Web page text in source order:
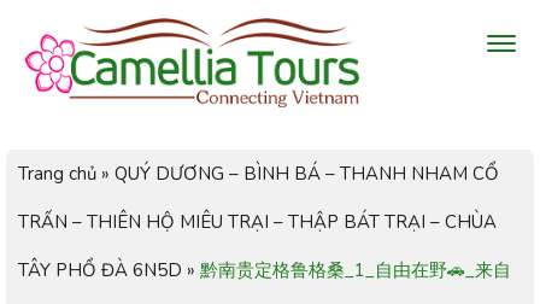
Trang chủ » QUÝ DƯƠNG – BÌNH BÁ – THANH NHAM CỔ
TRẤN – THIÊN HỘ MIÊU TRẠI – THẬP BÁT TRẠI – CHÙA
TÂY PHỔ ĐÀ 6N5D » 黔南贵定格鲁格桑_1_自由在野🚗_来自